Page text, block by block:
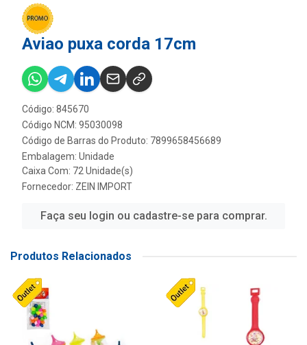
Aviao puxa corda 17cm
Código: 845670
Código NCM: 95030098
Código de Barras do Produto: 7899658456689
Embalagem: Unidade
Caixa Com: 72 Unidade(s)
Fornecedor: ZEIN IMPORT
Faça seu login ou cadastre-se para comprar.
Produtos Relacionados